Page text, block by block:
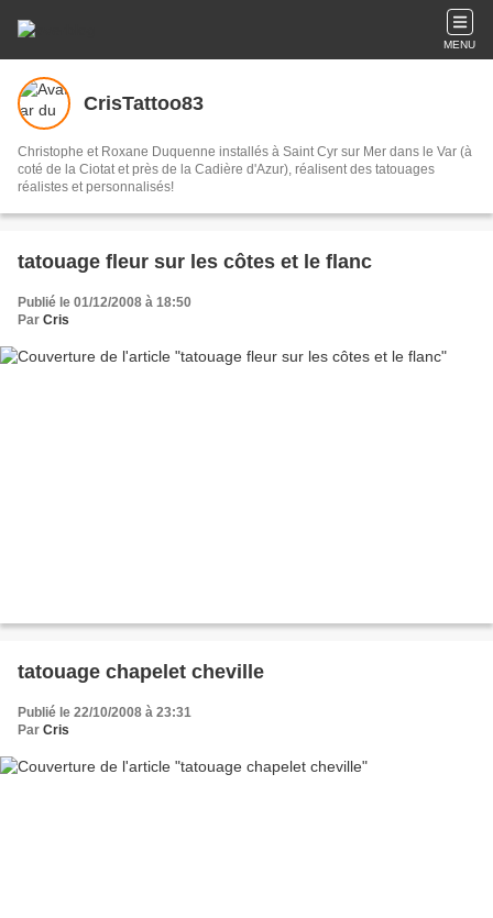
MENU
CrisTattoo83
Christophe et Roxane Duquenne installés à Saint Cyr sur Mer dans le Var (à
coté de la Ciotat et près de la Cadière d'Azur), réalisent des tatouages
réalistes et personnalisés!
tatouage fleur sur les côtes et le flanc
Publié le 01/12/2008 à 18:50
Par Cris
tatouage chapelet cheville
Publié le 22/10/2008 à 23:31
Par Cris